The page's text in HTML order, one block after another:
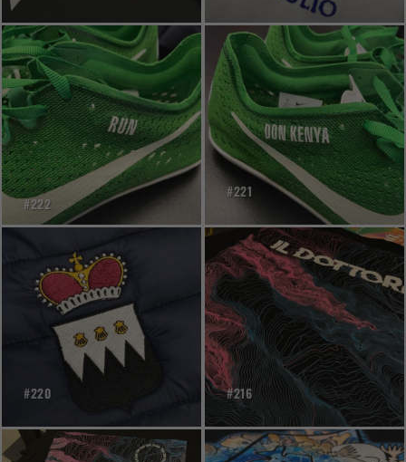
#222
#221
#220 #216